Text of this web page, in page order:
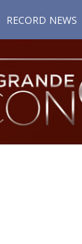
RECORD NEWS